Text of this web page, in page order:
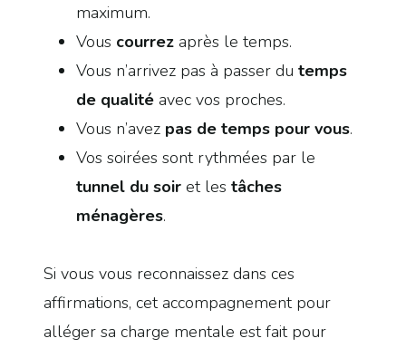
maximum.
Vous courrez après le temps.
Vous n’arrivez pas à passer du temps
de qualité avec vos proches.
Vous n’avez pas de temps pour vous.
Vos soirées sont rythmées par le
tunnel du soir et les tâches
ménagères.
Si vous vous reconnaissez dans ces
affirmations, cet accompagnement pour
alléger sa charge mentale est fait pour